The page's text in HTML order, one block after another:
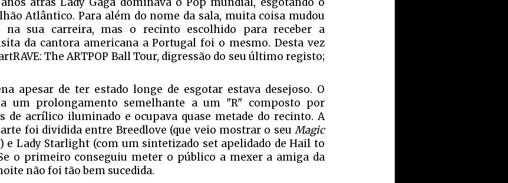
Atlântico. Para além do nome da sala, muita coisa mudou
na sua carreira, mas o recinto escolhido para receber a
da cantora americana a Portugal foi o mesmo. Desta vez
The ARTPOP Ball Tour, digressão do seu último registo;
apesar de ter estado longe de esgotar estava desejoso. O
um prolongamento semelhante a um "R" composto por
de acrílico iluminado e ocupava quase metade do recinto. A
foi dividida entre Breedlove (que veio mostrar o seu Magic
e Lady Starlight (com um sintetizado set apelidado de Hail to
o primeiro conseguiu meter o público a mexer a amiga da
não foi tão bem sucedida.